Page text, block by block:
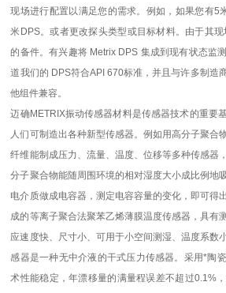
现场进行配置以满足您的需求。例如，如果您有5
米DPS。或者更改探头类型或目标材料。由于其
的备件。有兴趣将 Metrix DPS 集成到现有状态监
道我们的 DPS符合API 670标准，并且与许多制造
他组件兼容。
迈确METRIX振动传感器材料是传感器技术的重要
人们可制造出各种新型传感器。例如用高分子聚合
纤维能制成压力、流量、温度、位移等多种传感器
分子聚合物能随周围环境的相对湿度大小成比例地
电介质做成电容器，测定电容容量的变化，即可得
成的等离子聚合法聚苯乙烯薄膜温度传感器，具有
应速度快、尺寸小、可用于小空间测湿、温度系数
感器是一种无中介液的干式压力传感器。采用*陶
术性能稳定，年漂移量的满量程误差不超过0.1%